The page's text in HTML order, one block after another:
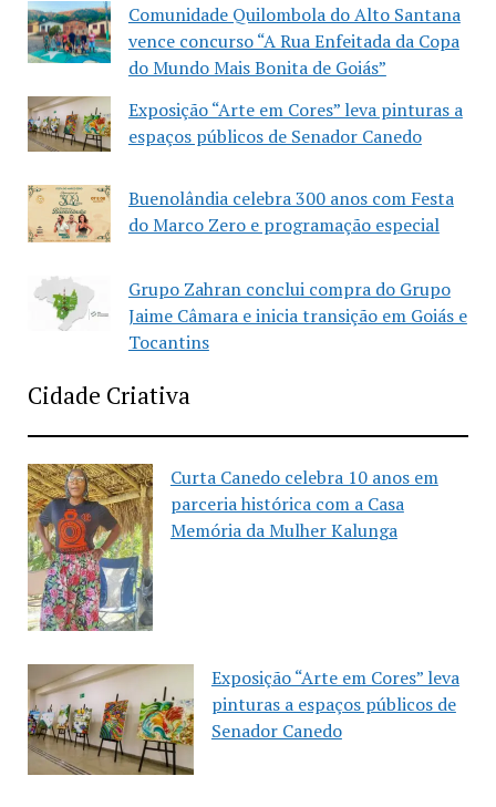
Comunidade Quilombola do Alto Santana
vence concurso “A Rua Enfeitada da Copa
do Mundo Mais Bonita de Goiás”
Exposição “Arte em Cores” leva pinturas a
espaços públicos de Senador Canedo
Buenolândia celebra 300 anos com Festa
do Marco Zero e programação especial
Grupo Zahran conclui compra do Grupo
Jaime Câmara e inicia transição em Goiás e
Tocantins
Cidade Criativa
Curta Canedo celebra 10 anos em
parceria histórica com a Casa
Memória da Mulher Kalunga
Exposição “Arte em Cores” leva
pinturas a espaços públicos de
Senador Canedo